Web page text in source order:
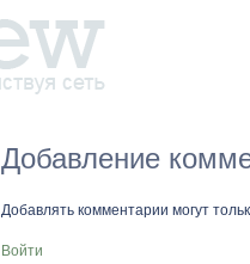
Добавление
Добавлять комментарии могут
Войти